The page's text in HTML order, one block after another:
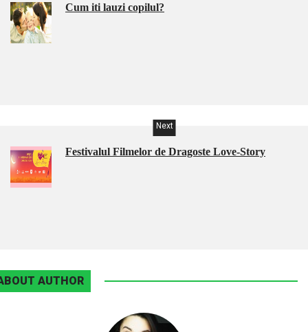
Cum iti lauzi copilul?
Next
Festivalul Filmelor de Dragoste Love-Story
AUTHOR